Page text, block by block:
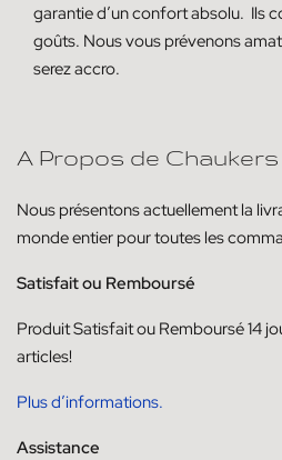
garantie d’un confort absolu. Ils
goûts. Nous vous prévenons
serez accro.
A Propos de Chaukers
Nous présentons actuellement la
monde entier pour toutes les
Satisfait ou Remboursé
ProduitSatisfait ou Remboursé14
articles!
Plus d’informations.
Assistance